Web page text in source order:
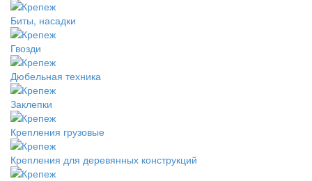
Биты, насадки
Гвозди
Дюбельная техника
Заклепки
Крепления грузовые
Крепления для деревянных конструкций